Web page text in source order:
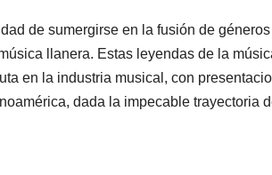
de sumergirse en la fusión de
llanera. Estas leyendas de la
en la industria musical, con
dada la impecable trayectoria